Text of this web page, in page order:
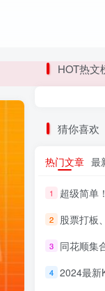
新各大精品创业项目
HOT热文
猜你喜欢
热门文章 最
1 超级简单！同
2 股票打板、上板、
3 同花顺集合竞
4 2024最新K线训